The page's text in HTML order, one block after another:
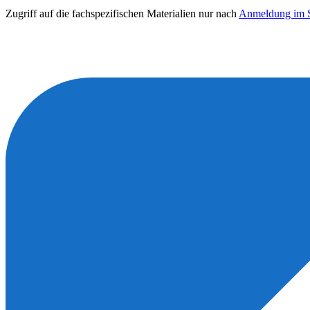
Zugriff auf die fachspezifischen Materialien nur nach Anmeldung im